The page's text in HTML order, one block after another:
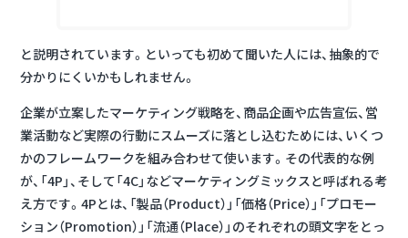
と説明されています。といっても初めて聞いた人には、抽象的で
分かりにくいかもしれません。
企業が立案したマーケティング戦略を、商品企画や広告宣伝、営
業活動など実際の行動にスムーズに落とし込むためには、いくつ
かのフレームワークを組み合わせて使います。その代表的な例
が、 「4P」、そして「4C」などマーケティングミックスと呼ばれる考
え方です。4Pとは、「製品（Product）」「価格（Price）」「プロモー
ション（Promotion）」「流通（Place）」のそれぞれの頭文字をとっ